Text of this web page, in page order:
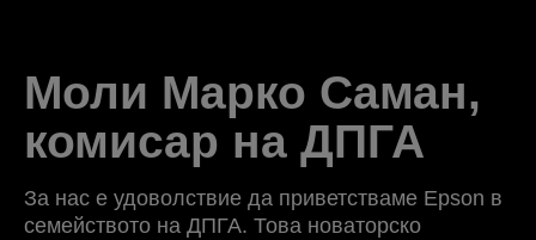
Моли Марко Саман,
комисар на ДПГА
За нас е удоволствие да приветстваме Epson в
семейството на ДПГА. Това новаторско